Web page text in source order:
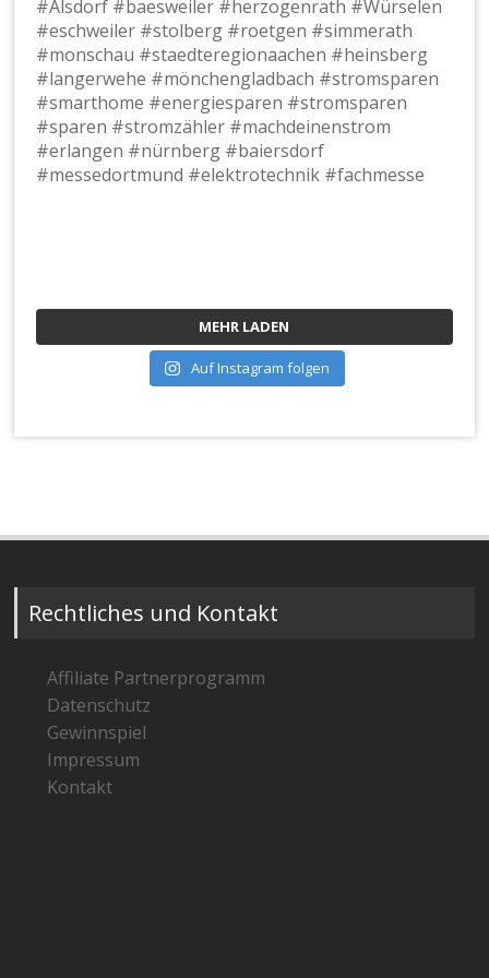
MEHR LADEN
Auf Instagram folgen
Rechtliches und Kontakt
Affiliate Partnerprogramm
Datenschutz
Gewinnspiel
Impressum
Kontakt